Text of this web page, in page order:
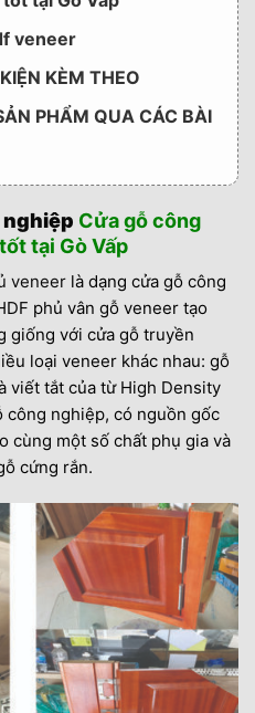
veneer
KÈM THEO
PHẨM QUA CÁC BÀI
Cửa gỗ công
tại Gò Vấp
veneer là dạng cửa gỗ công
phủ vân gỗ veneer tạo
giống với cửa gỗ truyền
loại veneer khác nhau: gỗ
viết tắt của từ High Density
công nghiệp, có nguồn gốc
cùng một số chất phụ gia và
cứng rắn.